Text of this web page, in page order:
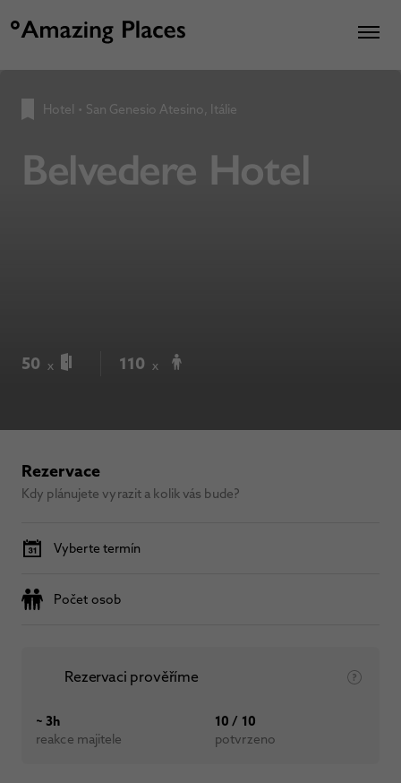
Hotel • San Genesio Atesino, Itálie
Belvedere Hotel
50 x 110 x
Rezervace
Kdy plánujete vyrazit a kolik vás bude?
Vyberte termín
Počet osob
Rezervaci prověříme
~ 3h
reakce majitele
10 / 10
potvrzeno